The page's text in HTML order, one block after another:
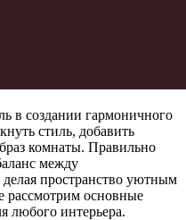
в создании гармоничного
стиль, добавить
комнаты. Правильно
между
пространство уютным
рассмотрим основные
любого интерьера.